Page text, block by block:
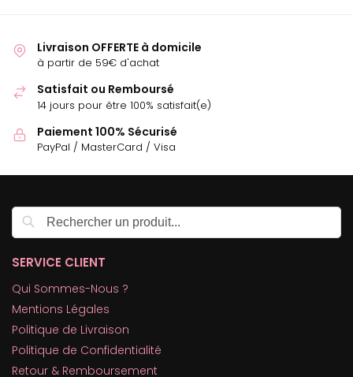
Livraison OFFERTE à domicile
à partir de 59€ d'achat
Satisfait ou Remboursé
14 jours pour être 100% satisfait(e)
Paiement 100% Sécurisé
PayPal / MasterCard / Visa
SERVICE CLIENT
Qui Sommes-Nous ?
Mentions Légales
Politique de Livraison
Politique de Confidentialité
Retour & Remboursement